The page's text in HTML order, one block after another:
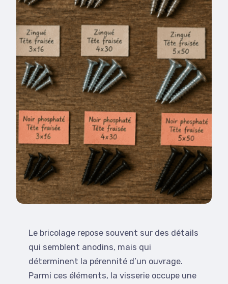
Le bricolage repose souvent sur des détails
qui semblent anodins, mais qui
déterminent la pérennité d’un ouvrage.
Parmi ces éléments, la visserie occupe une